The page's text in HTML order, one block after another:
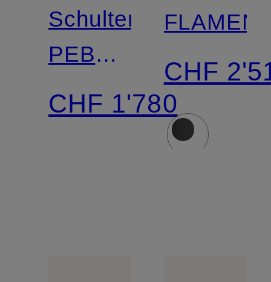
Schultertasche
PEBBLE
SMALL
CHF 1'780
CHF